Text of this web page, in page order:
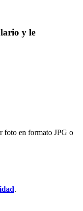
y le
foto en formato JPG o
.